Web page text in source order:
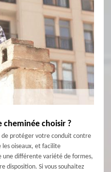
cheminée choisir ?
de protéger votre conduit contre
les oiseaux, et facilite
une différente variété de formes,
disposition. Si vous souhaitez